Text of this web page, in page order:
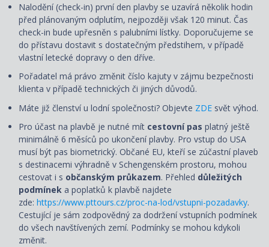
Nalodění (check-in) první den plavby se uzavírá několik hodin
před plánovaným odplutím, nejpozději však 120 minut. Čas
check-in bude upřesněn s palubními lístky. Doporučujeme se
do přístavu dostavit s dostatečným předstihem, v případě
vlastní letecké dopravy o den dříve.
Pořadatel má právo změnit číslo kajuty v zájmu bezpečnosti
klienta v případě technických či jiných důvodů.
Máte již členství u lodní společnosti? Objevte ZDE svět výhod.
Pro účast na plavbě je nutné mít cestovní pas platný ještě
minimálně 6 měsíců po ukončení plavby. Pro vstup do USA
musí být pas biometrický. Občané EU, kteří se zúčastní plaveb
s destinacemi výhradně v Schengenském prostoru, mohou
cestovat i s občanským průkazem. Přehled důležitých
podmínek a poplatků k plavbě najdete
zde: https://www.pttours.cz/proc-na-lod/vstupni-pozadavky.
Cestující je sám zodpovědný za dodržení vstupních podmínek
do všech navštívených zemí. Podmínky se mohou kdykoli
změnit.